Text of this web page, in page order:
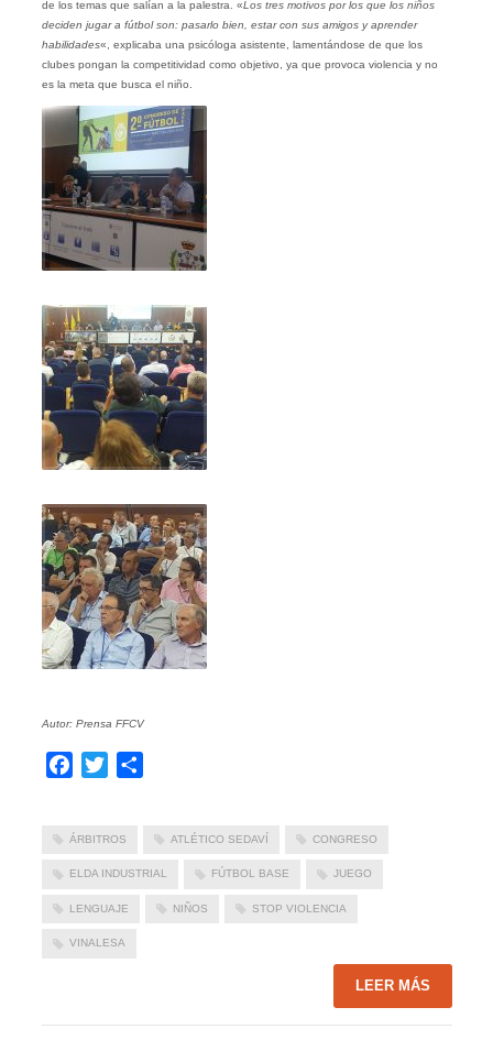
de los temas que salían a la palestra. «Los tres motivos por los que los niños
deciden jugar a fútbol son: pasarlo bien, estar con sus amigos y aprender
habilidades«, explicaba una psicóloga asistente, lamentándose de que los
clubes pongan la competitividad como objetivo, ya que provoca violencia y no
es la meta que busca el niño.
Autor: Prensa FFCV
Facebook
Twitter
ÁRBITROS ATLÉTICO SEDAVÍ CONGRESO
ELDA INDUSTRIAL FÚTBOL BASE JUEGO
LENGUAJE NIÑOS STOP VIOLENCIA
VINALESA
LEER MÁS